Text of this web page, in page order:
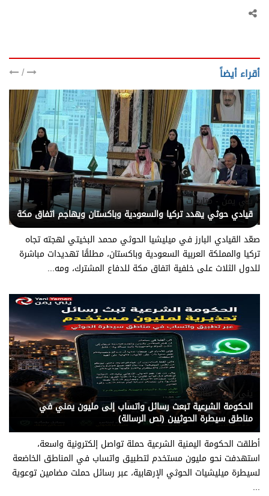
أقراء أيضاً /
يني يمن - متابعات
قيادي حوثي يهدد تركيا والسعودية وباكستان ويهاجم اتفاق مكة
صعّد القيادي البارز في ميليشيا الحوثي محمد البخيتي لهجته تجاه
تركيا والمملكة العربية السعودية وباكستان، مطلقًا تهديدات مباشرة
للدول الثلاث على خلفية اتفاق مكة للدفاع المشترك، ومه...
يني يمن - متابعات
الحكومة الشرعية تبعث رسائل واتساب إلى مليون يمني في
مناطق سيطرة الحوثيين (نص الرسالة)
أطلقت الحكومة اليمنية الشرعية حملة تواصل إلكترونية واسعة،
استهدفت نحو مليون مستخدم لتطبيق واتساب في المناطق الخاضعة
لسيطرة ميليشيات الحوثي الإرهابية، عبر رسائل حملت مضامين توعوية
...